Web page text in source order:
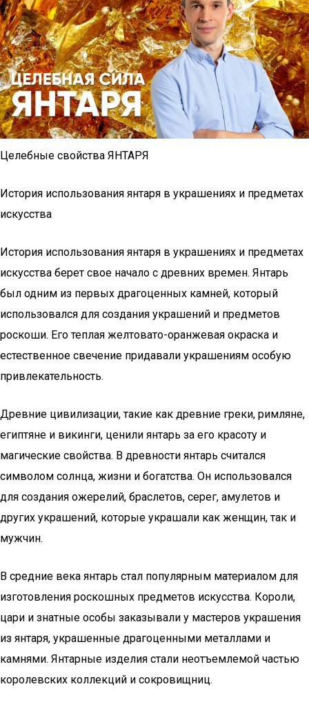
Целебные свойства ЯНТАРЯ
История использования янтаря в украшениях и предметах
искусства
История использования янтаря в украшениях и предметах
искусства берет свое начало с древних времен. Янтарь
был одним из первых драгоценных камней, который
использовался для создания украшений и предметов
роскоши. Его теплая желтовато-оранжевая окраска и
естественное свечение придавали украшениям особую
привлекательность.
Древние цивилизации, такие как древние греки, римляне,
египтяне и викинги, ценили янтарь за его красоту и
магические свойства. В древности янтарь считался
символом солнца, жизни и богатства. Он использовался
для создания ожерелий, браслетов, серег, амулетов и
других украшений, которые украшали как женщин, так и
мужчин.
В средние века янтарь стал популярным материалом для
изготовления роскошных предметов искусства. Короли,
цари и знатные особы заказывали у мастеров украшения
из янтаря, украшенные драгоценными металлами и
камнями. Янтарные изделия стали неотъемлемой частью
королевских коллекций и сокровищниц.